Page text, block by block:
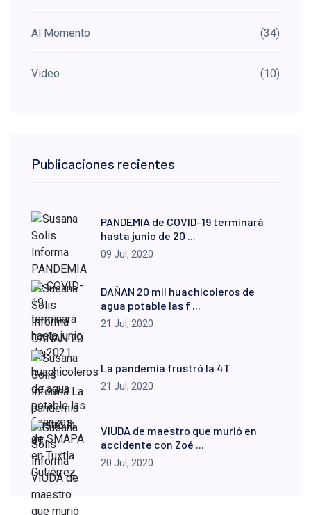
Al Momento (34)
Video (10)
Publicaciones recientes
PANDEMIA de COVID-19 terminará
hasta junio de 20 ...
09 Jul, 2020
DAÑAN 20 mil huachicoleros de
agua potable las f ...
21 Jul, 2020
La pandemia frustró la 4T
21 Jul, 2020
VIUDA de maestro que murió en
accidente con Zoé ...
20 Jul, 2020